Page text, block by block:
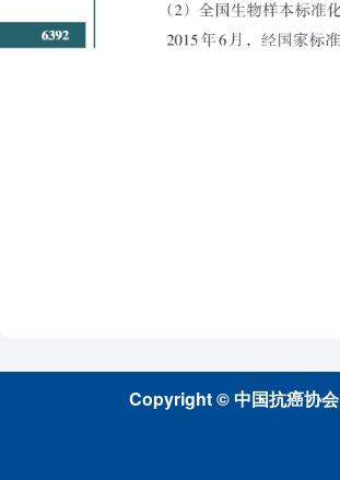
Copyright © 中国抗癌协会